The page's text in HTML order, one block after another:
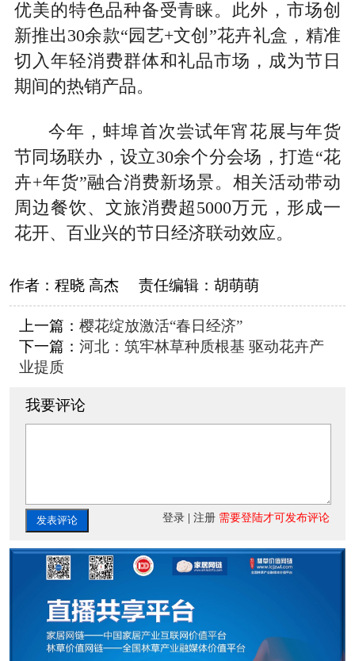
优美的特色品种备受青睐。此外，市场创
新推出30余款“园艺+文创”花卉礼盒，精准
切入年轻消费群体和礼品市场，成为节日
期间的热销产品。
今年，蚌埠首次尝试年宵花展与年货
节同场联办，设立30余个分会场，打造“花
卉+年货”融合消费新场景。相关活动带动
周边餐饮、文旅消费超5000万元，形成一
花开、百业兴的节日经济联动效应。
作者： 程晓 高杰责任编辑： 胡萌萌
上一篇： 樱花绽放激活“春日经济”
下一篇： 河北：筑牢林草种质根基 驱动花卉产
业提质
我要评论
发表评论 登录 |注册 需要登陆才可发布评论